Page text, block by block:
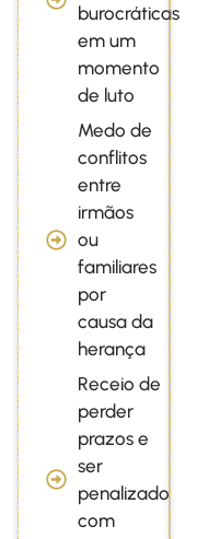
burocráticas
em um
momento
de luto
Medo de
conflitos
entre
irmãos
ou
familiares
por
causa da
herança
Receio de
perder
prazos e
ser
penalizado
com